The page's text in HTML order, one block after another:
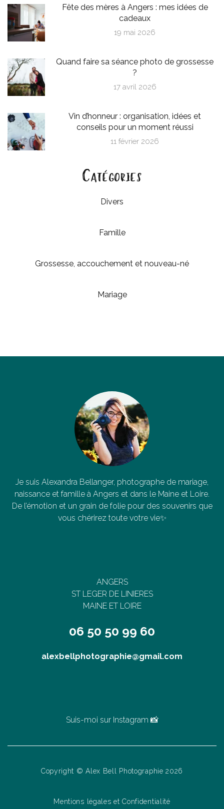
Fête des mères à Angers : mes idées de
cadeaux
19 mai 2026
Quand faire sa séance photo de grossesse
?
17 avril 2026
Vin d’honneur : organisation, idées et
conseils pour un moment réussi
11 février 2026
Catégories
Divers
Famille
Grossesse, accouchement et nouveau-né
Mariage
Je suis Alexandra Bellanger, photographe de mariage,
naissance et famille à Angers et dans le Maine et Loire.
De l’émotion et un grain de folie pour des souvenirs que
vous chérirez toute votre vie✨
ANGERS
ST LEGER DE LINIERES
MAINE ET LOIRE
06 50 50 99 60
alexbellphotographie@gmail.com
Suis-moi sur Instagram 📸
Copyright © Alex Bell Photographie 2026
Mentions légales et Confidentialité